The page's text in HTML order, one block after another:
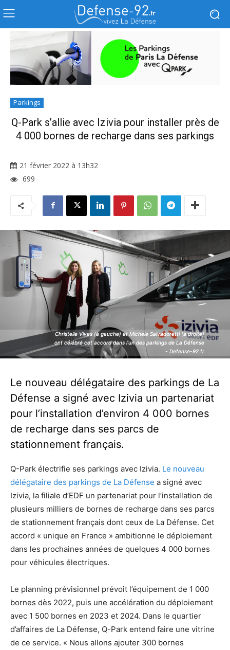
Parkings
Q-Park s’allie avec Izivia pour installer près de
4 000 bornes de recharge dans ses parkings
21 février 2022 à 13h32
699
Christelle Vives (à gauche) et Michèle Salvadoretti (à droite)
ont célébré cet accord dans l’un des parkings de La Défense
- Defense-92.fr
Christelle Vives (à gauche) et Michèle Salvadoretti (à droite)
ont célébré cet accord dans l’un des parkings de La Défense
- Defense-92.fr
Le nouveau délégataire des parkings de La
Défense a signé avec Izivia un partenariat
pour l’installation d’environ 4 000 bornes
de recharge dans ses parcs de
stationnement français.
Q-Park électrifie ses parkings avec Izivia. Le nouveau
délégataire des parkings de La Défense a signé avec
Izivia, la filiale d’EDF un partenariat pour l’installation de
plusieurs milliers de bornes de recharge dans ses parcs
de stationnement français dont ceux de La Défense. Cet
accord « unique en France » ambitionne le déploiement
dans les prochaines années de quelques 4 000 bornes
pour véhicules électriques.
Le planning prévisionnel prévoit l’équipement de 1 000
bornes dès 2022, puis une accélération du déploiement
avec 1 500 bornes en 2023 et 2024. Dans le quartier
d’affaires de La Défense, Q-Park entend faire une vitrine
de ce service. « Nous allons ajouter 300 bornes